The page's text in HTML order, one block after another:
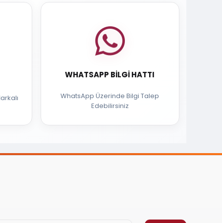
WHATSAPP BILGI HATTI
WhatsApp Üzerinde Bilgi Talep
Edebilirsiniz